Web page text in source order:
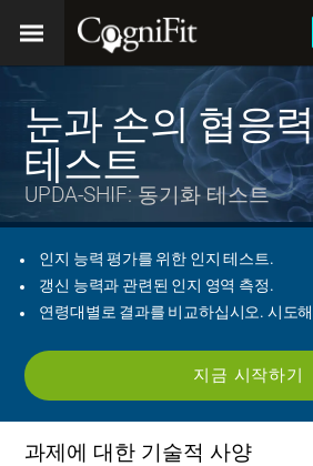
눈과 손의 협응력
테스트
UPDA-SHIF: 동기화 테스트
인지 능력 평가를 위한 인지 테스트.
갱신 능력과 관련된 인지 영역 측정.
연령대별로 결과를 비교하십시오. 시도
지금 시작하기
과제에 대한 기술적 사양